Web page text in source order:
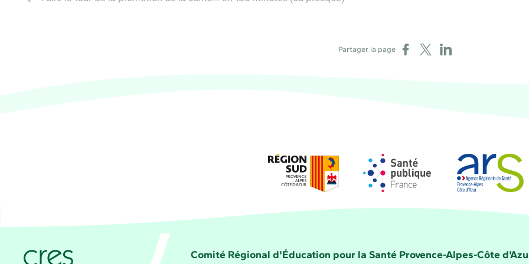
Partager la page Partager sur Facebook
Partager sur XPartager sur LinkedIn
Région Sud Santé publique FranceAgence
CRES Paca - Comité Régional d'Éducation pour la Santé Provence-Alpes-Côte d'Azur
Comité Régional d'Éducation pour la Santé Provence-Alpes-Côte